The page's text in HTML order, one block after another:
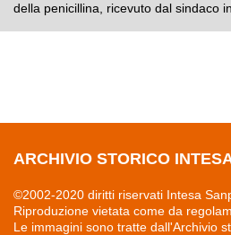
della penicillina, ricevuto dal sindaco
ARCHIVIO STORICO
©2002-2020 diritti riservati Intesa
Riproduzione vietata come da
Le immagini sono tratte dall'Archivio